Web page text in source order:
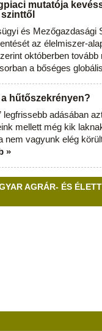
mutatója
és Mezőgazdasági
az élelmiszer-
októberben
a bőséges
hűtőszekrényen?
legfrissebb adásában
mellett még kik
nem vagyunk elég
»
AGRÁR- ÉS